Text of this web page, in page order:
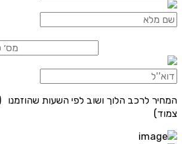
המחיר לרכב הלוך ושוב לפי השעות שהוזמנו
צמוד)